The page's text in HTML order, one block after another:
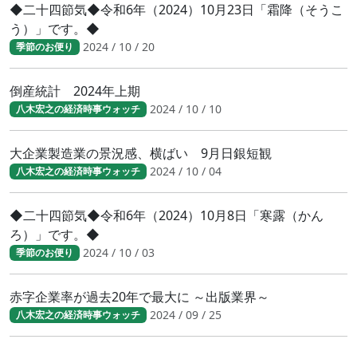
◆二十四節気◆令和6年（2024）10月23日「霜降（そうこ
う）」です。◆
季節のお便り 2024 / 10 / 20
倒産統計 2024年上期
八木宏之の経済時事ウォッチ 2024 / 10 / 10
大企業製造業の景況感、横ばい 9月日銀短観
八木宏之の経済時事ウォッチ 2024 / 10 / 04
◆二十四節気◆令和6年（2024）10月8日「寒露（かん
ろ）」です。◆
季節のお便り 2024 / 10 / 03
赤字企業率が過去20年で最大に ～出版業界～
八木宏之の経済時事ウォッチ 2024 / 09 / 25